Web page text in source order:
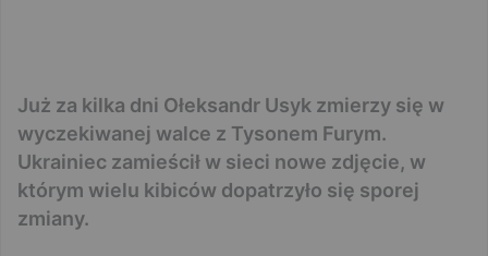
Już za kilka dni Ołeksandr Usyk zmierzy się w
wyczekiwanej walce z Tysonem Furym.
Ukrainiec zamieścił w sieci nowe zdjęcie, w
którym wielu kibiców dopatrzyło się sporej
zmiany.